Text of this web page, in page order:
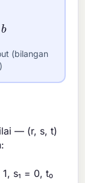
(bilangan
— (r, s, t)
s₁ = 0, t₀